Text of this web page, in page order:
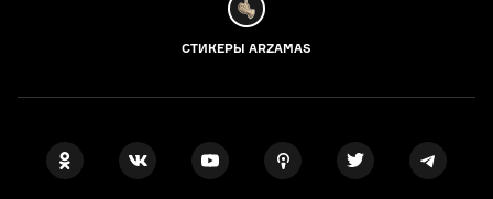
СТИКЕРЫ ARZAMAS